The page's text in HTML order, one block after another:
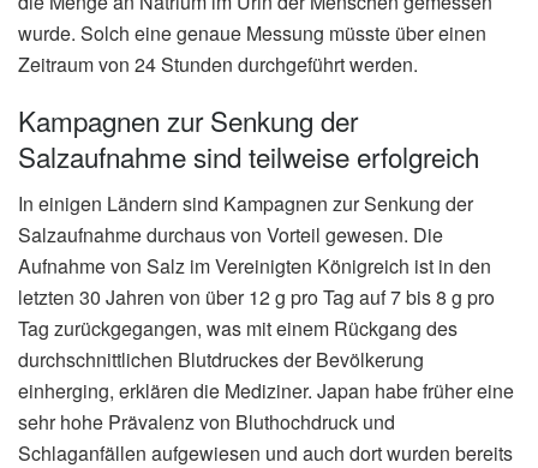
wurde. Solch eine genaue Messung müsste über einen
Zeitraum von 24 Stunden durchgeführt werden.
Kampagnen zur Senkung der
Salzaufnahme sind teilweise erfolgreich
In einigen Ländern sind Kampagnen zur Senkung der
Salzaufnahme durchaus von Vorteil gewesen. Die
Aufnahme von Salz im Vereinigten Königreich ist in den
letzten 30 Jahren von über 12 g pro Tag auf 7 bis 8 g pro
Tag zurückgegangen, was mit einem Rückgang des
durchschnittlichen Blutdruckes der Bevölkerung
einherging, erklären die Mediziner. Japan habe früher eine
sehr hohe Prävalenz von Bluthochdruck und
Schlaganfällen aufgewiesen und auch dort wurden bereits